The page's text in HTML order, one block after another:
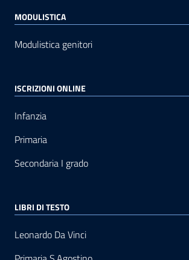
MODULISTICA
Modulistica genitori
ISCRIZIONI ONLINE
Infanzia
Primaria
Secondaria I grado
LIBRI DI TESTO
Leonardo Da Vinci